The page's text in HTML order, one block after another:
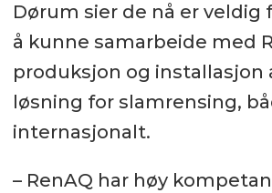
Dørum sier de nå er veldig
å kunne samarbeide med
produksjon og installasjon
løsning for slamrensing,
internasjonalt.
– RenAQ har høy